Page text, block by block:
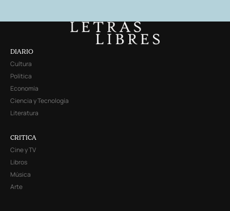
DIARIO
Cultura
Política
Economía
Ciencia y Tecnología
Literatura
CRITICA
Cine y TV
Libros
Música
Arte